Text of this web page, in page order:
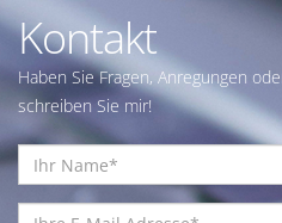
Kontakt
Haben Sie Fragen, Anregungen
schreiben Sie mir!